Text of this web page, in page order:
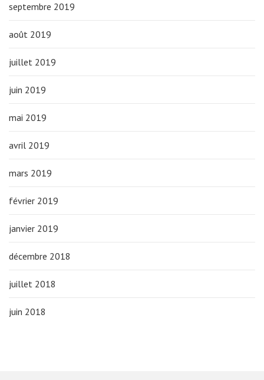
septembre 2019
août 2019
juillet 2019
juin 2019
mai 2019
avril 2019
mars 2019
février 2019
janvier 2019
décembre 2018
juillet 2018
juin 2018